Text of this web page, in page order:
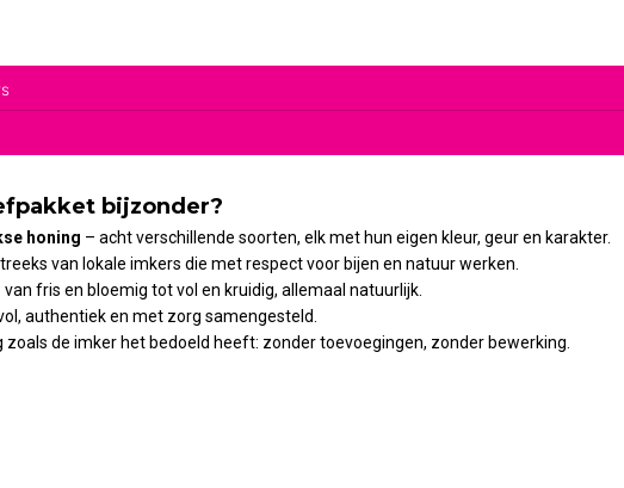
bijzonder?
honing – acht verschillende soorten, elk met hun eigen kleur, geur en karakter.
van lokale imkers die met respect voor bijen en natuur werken.
van fris en bloemig tot vol en kruidig, allemaal natuurlijk.
authentiek en met zorg samengesteld.
zoals de imker het bedoeld heeft: zonder toevoegingen, zonder bewerking.